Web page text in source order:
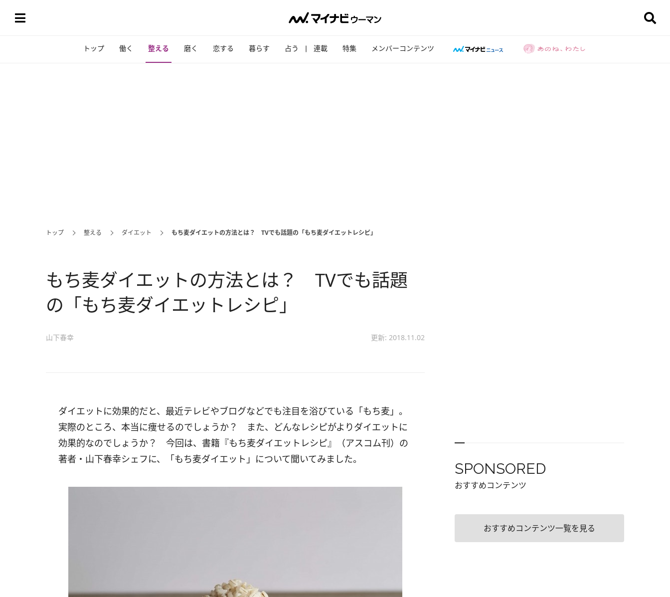
トップ 働く 整える 磨く 恋する 暮らす 占う 連載 特集 メンバーコンテンツ
トップ 整える ダイエット もち麦ダイエットの方法とは？ TVでも話題の「もち麦ダイエットレシピ」
もち麦ダイエットの方法とは？ TVでも話題
の「もち麦ダイエットレシピ」
山下春幸 更新: 2018.11.02
ダイエットに効果的だと、最近テレビやブログなどでも注目を浴びている「もち麦」。
実際のところ、本当に痩せるのでしょうか？ また、どんなレシピがよりダイエットに
効果的なのでしょうか？ 今回は、書籍『もち麦ダイエットレシピ』（アスコム刊）の
著者・山下春幸シェフに、「もち麦ダイエット」について聞いてみました。
SPONSORED
おすすめコンテンツ
おすすめコンテンツ一覧を見る